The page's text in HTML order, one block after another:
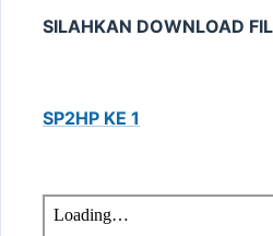
SILAHKAN DOWNLOAD
SP2HP KE 1